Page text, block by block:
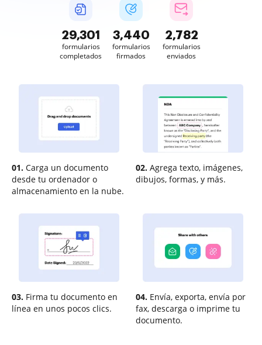
29,301
formularios
completados
3,440
formularios
firmados
2,782
formularios
enviados
01. Carga un documento
desde tu ordenador o
almacenamiento en la nube.
02. Agrega texto, imágenes,
dibujos, formas, y más.
03. Firma tu documento en
línea en unos pocos clics.
04. Envía, exporta, envía por
fax, descarga o imprime tu
documento.